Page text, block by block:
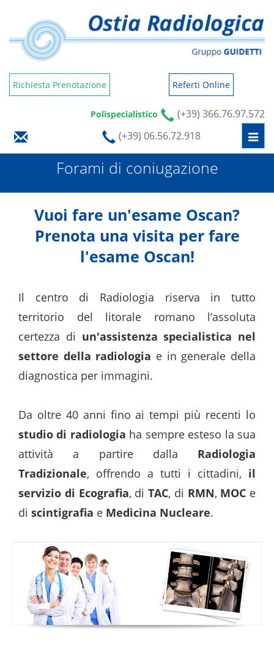
Richiesta Prenotazione Referti Online
Polispecialistico
(+39) 366.76.97.572
(+39) 06.56.72.918
Forami di coniugazione
Vuoi fare un'esame Oscan?
Prenota una visita per fare
l'esame Oscan!
Il centro di Radiologia riserva in tutto
territorio del litorale romano l’assoluta
certezza di un'assistenza specialistica nel
settore della radiologia e in generale della
diagnostica per immagini.
Da oltre 40 anni fino ai tempi più recenti lo
studio di radiologia ha sempre esteso la sua
attività a partire dalla Radiologia
Tradizionale, offrendo a tutti i cittadini, il
servizio di Ecografia, di TAC, di RMN, MOC e
di scintigrafia e Medicina Nucleare.